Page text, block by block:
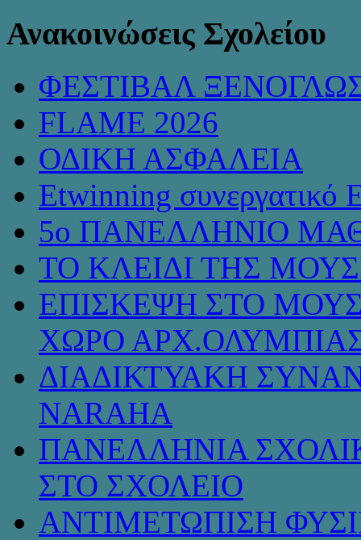
Ανακοινώσεις Σχολείου
ΦΕΣΤΙΒΑΛ
FLAME 2026
ΟΔΙΚΗ ΑΣΦΑΛΕΙΑ
Etwinning συνεργατικό
5ο ΠΑΝΕΛΛΗΝΙΟ
ΤΟ ΚΛΕΙΔΙ ΤΗΣ
ΕΠΙΣΚΕΨΗ ΣΤΟ
ΧΩΡΟ
ΔΙΑΔΙΚΤΥΑΚΗ
NARAHA
ΠΑΝΕΛΛΗΝΙΑ
ΣΤΟ ΣΧΟΛΕΙΟ
ΑΝΤΙΜΕΤΩΠΙΣΗ